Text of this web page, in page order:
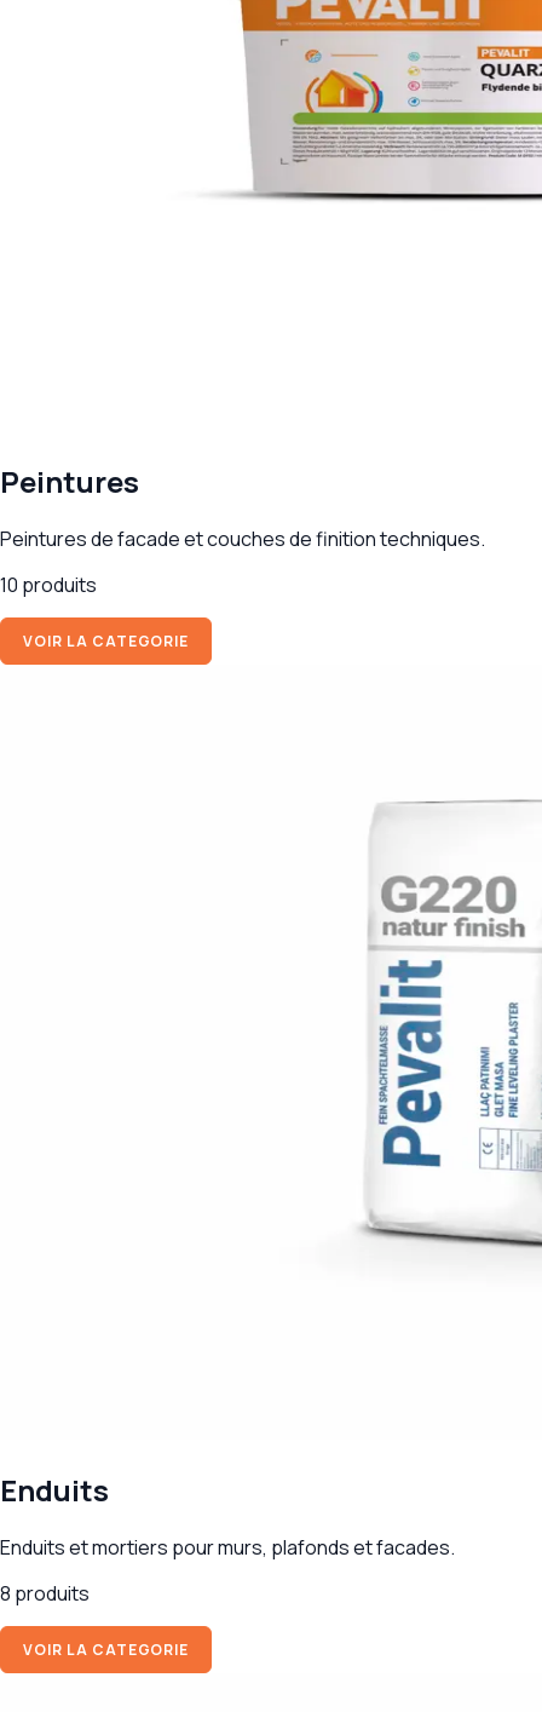
Peintures
Peintures de facade et couches de finition techniques.
10 produits
VOIR LA CATEGORIE
Enduits
Enduits et mortiers pour murs, plafonds et facades.
8 produits
VOIR LA CATEGORIE